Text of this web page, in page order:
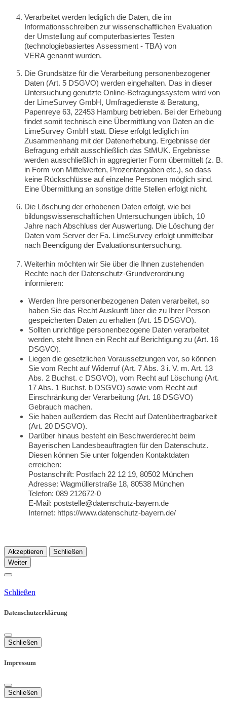
Verarbeitet werden lediglich die Daten, die im
Informationsschreiben zur wissenschaftlichen Evaluation
der Umstellung auf computerbasiertes Testen
(technologiebasiertes Assessment - TBA) von
VERA genannt wurden.
Die Grundsätze für die Verarbeitung personenbezogener
Daten (Art. 5 DSGVO) werden eingehalten. Das in dieser
Untersuchung genutzte Online-Befragungssystem wird von
der LimeSurvey GmbH, Umfragedienste & Beratung,
Papenreye 63, 22453 Hamburg betrieben. Bei der Erhebung
findet somit technisch eine Übermittlung von Daten an die
LimeSurvey GmbH statt. Diese erfolgt lediglich im
Zusammenhang mit der Datenerhebung. Ergebnisse der
Befragung erhält ausschließlich das StMUK. Ergebnisse
werden ausschließlich in aggregierter Form übermittelt (z. B.
in Form von Mittelwerten, Prozentangaben etc.), so dass
keine Rückschlüsse auf einzelne Personen möglich sind.
Eine Übermittlung an sonstige dritte Stellen erfolgt nicht.
Die Löschung der erhobenen Daten erfolgt, wie bei
bildungswissenschaftlichen Untersuchungen üblich, 10
Jahre nach Abschluss der Auswertung. Die Löschung der
Daten vom Server der Fa. LimeSurvey erfolgt unmittelbar
nach Beendigung der Evaluationsuntersuchung.
Weiterhin möchten wir Sie über die Ihnen zustehenden
Rechte nach der Datenschutz-Grundverordnung
informieren:
Werden Ihre personenbezogenen Daten verarbeitet, so
haben Sie das Recht Auskunft über die zu Ihrer Person
gespeicherten Daten zu erhalten (Art. 15 DSGVO).
Sollten unrichtige personenbezogene Daten verarbeitet
werden, steht Ihnen ein Recht auf Berichtigung zu (Art. 16
DSGVO).
Liegen die gesetzlichen Voraussetzungen vor, so können
Sie vom Recht auf Widerruf (Art. 7 Abs. 3 i. V. m. Art. 13
Abs. 2 Buchst. c DSGVO), vom Recht auf Löschung (Art.
17 Abs. 1 Buchst. b DSGVO) sowie vom Recht auf
Einschränkung der Verarbeitung (Art. 18 DSGVO)
Gebrauch machen.
Sie haben außerdem das Recht auf Datenübertragbarkeit
(Art. 20 DSGVO).
Darüber hinaus besteht ein Beschwerderecht beim
Bayerischen Landesbeauftragten für den Datenschutz.
Diesen können Sie unter folgenden Kontaktdaten
erreichen:
Postanschrift: Postfach 22 12 19, 80502 München
Adresse: Wagmüllerstraße 18, 80538 München
Telefon: 089 212672-0
E-Mail: poststelle@datenschutz-bayern.de
Internet: https://www.datenschutz-bayern.de/
Akzeptieren
Schließen
Weiter
Schließen
Datenschutzerklärung
Schließen
Impressum
Schließen